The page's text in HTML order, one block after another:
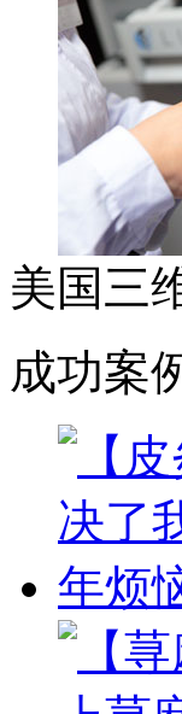
美国三
成功案